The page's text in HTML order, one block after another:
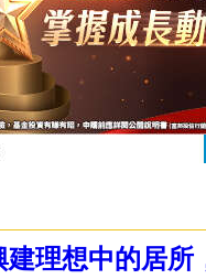
建理想中的居所